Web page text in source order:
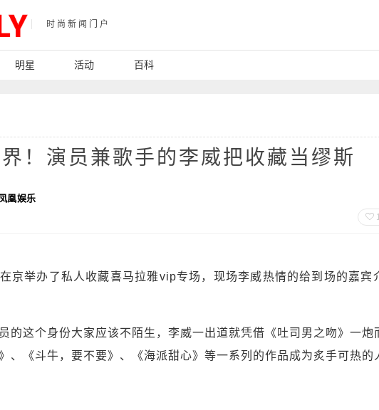
时尚新闻门户
明星 活动 百科
！演员兼歌手的李威把收藏当缪斯
凰娱乐
举办了私人收藏喜马拉雅vip专场，现场李威热情的给到场的嘉宾
这个身份大家应该不陌生，李威一出道就凭借《吐司男之吻》一炮
、《斗牛，要不要》、《海派甜心》等一系列的作品成为炙手可热的